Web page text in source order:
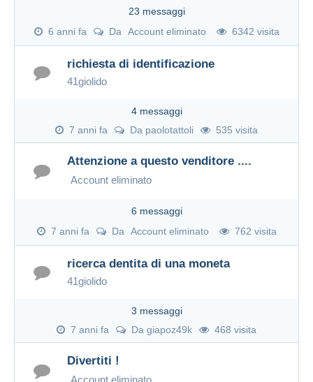
23 messaggi
6 anni fa
Da Account eliminato 6342 visita
richiesta di identificazione
41giolido
4 messaggi
7 anni fa
Da paolotattoli 535 visita
Attenzione a questo venditore ....
Account eliminato
6 messaggi
7 anni fa
Da Account eliminato 762 visita
ricerca dentita di una moneta
41giolido
3 messaggi
7 anni fa
Da giapoz49k 468 visita
Divertiti !
Account eliminato